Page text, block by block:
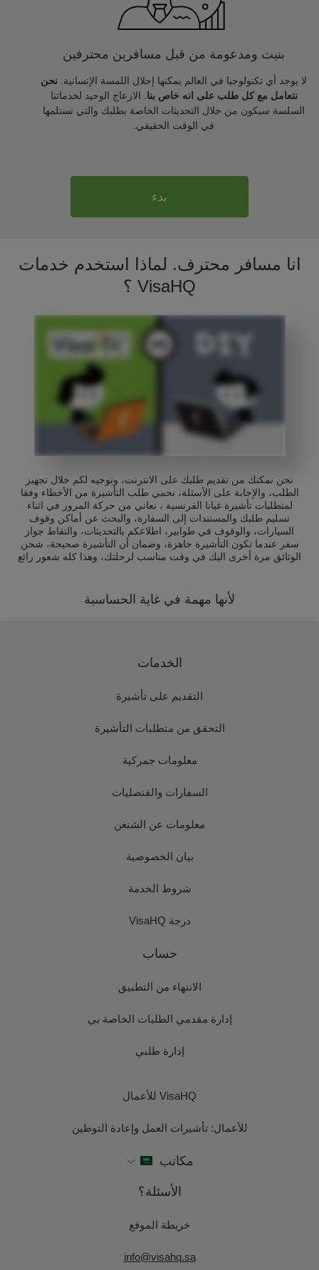
بنيت ومدعومة من قبل مسافرين محترفين
لا يوجد أي تكنولوجيا في العالم يمكنها إحلال اللمسة الإنسانية. نحن
نتعامل مع كل طلب على انه خاص بنا . الازعاج الوحيد لخدماتنا
السلسة سيكون من خلال التحديثات الخاصة بطلبك والتي تستلمها
في الوقت الحقيقي.
بدء
انا مسافر محترف. لماذا استخدم خدمات
VisaHQ ؟
نحن نمكنك من تقديم طلبك على الانترنت، وتوجيه لكم خلال تجهيز
الطلب، والإجابة على الأسئلة، نحمي طلب التأشيرة من الأخطاء وفقا
لمتطلبات تأشيرة غيانا الفرنسية ، نعاني من حركة المرور في اثناء
تسليم طلبك والمستندات إلى السفارة، والبحث عن أماكن وقوف
السيارات، والوقوف في طوابير، اطلاعكم بالتحديثات، والتقاط جواز
سفر عندما تكون التأشيرة جاهزة، وضمان أن التأشيرة صحيحة، شحن
الوثائق مرة أخرى اليك في وقت مناسب لرحلتك، وهذا كله شعور رائع
لأنها مهمة في غاية الحساسية
الخدمات
التقديم على تأشيرة
التحقق من متطلبات التأشيرة
معلومات جمركية
السفارات والقنصليات
معلومات عن الشنغن
بيان الخصوصية
شروط الخدمة
درجة VisaHQ
حساب
الانتهاء من التطبيق
إدارة مقدمي الطلبات الخاصة بي
إدارة طلبي
VisaHQ للأعمال
للأعمال: تأشيرات العمل وإعادة التوطين
مكاتب
الأسئلة؟
خريطة الموقع
info@visahq.sa